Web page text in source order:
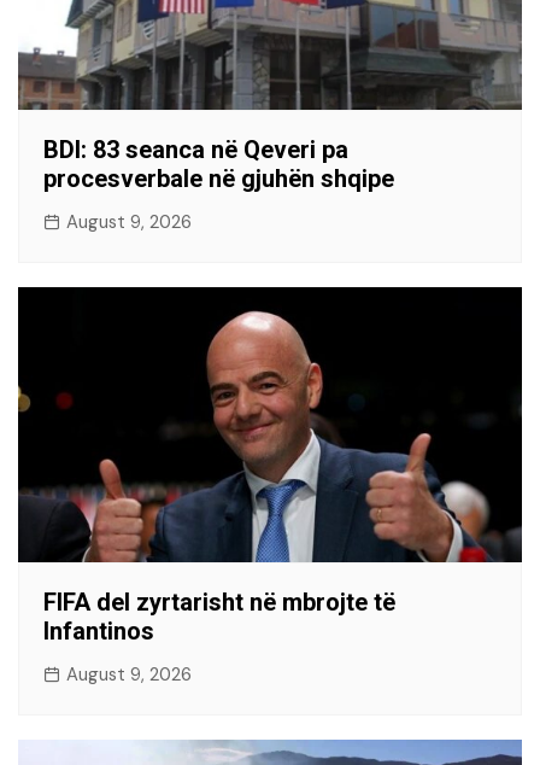
BDI: 83 seanca në Qeveri pa
procesverbale në gjuhën shqipe
August 9, 2026
FIFA del zyrtarisht në mbrojte të
Infantinos
August 9, 2026